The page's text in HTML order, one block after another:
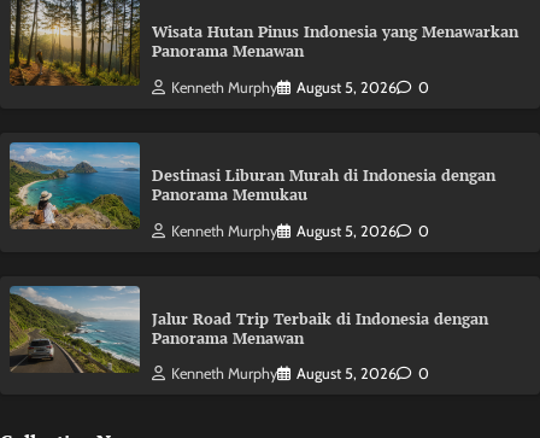
Wisata Hutan Pinus Indonesia yang Menawarkan
Panorama Menawan
Kenneth Murphy August 5, 2026 0
Destinasi Liburan Murah di Indonesia dengan
Panorama Memukau
Kenneth Murphy August 5, 2026 0
Jalur Road Trip Terbaik di Indonesia dengan
Panorama Menawan
Kenneth Murphy August 5, 2026 0